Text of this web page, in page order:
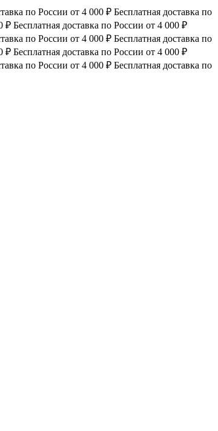
по России от 4 000 ₽ Бесплатная доставка по
₽ Бесплатная доставка по России от 4 000 ₽
по России от 4 000 ₽ Бесплатная доставка по
₽ Бесплатная доставка по России от 4 000 ₽
по России от 4 000 ₽ Бесплатная доставка по